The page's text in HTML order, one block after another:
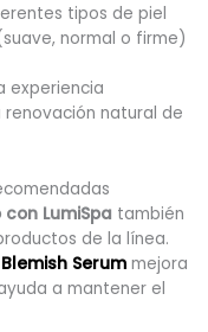
tipos de piel
normal o firme)
experiencia
natural de
LumiSpa también
de la línea.
Blemish Serum mejora
a mantener el